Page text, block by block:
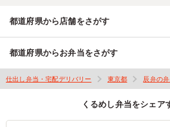
都道府県から店舗をさがす
都道府県からお弁当をさがす
仕出し弁当・宅配デリバリー 東京都 辰弁の
くるめし弁当をシェア